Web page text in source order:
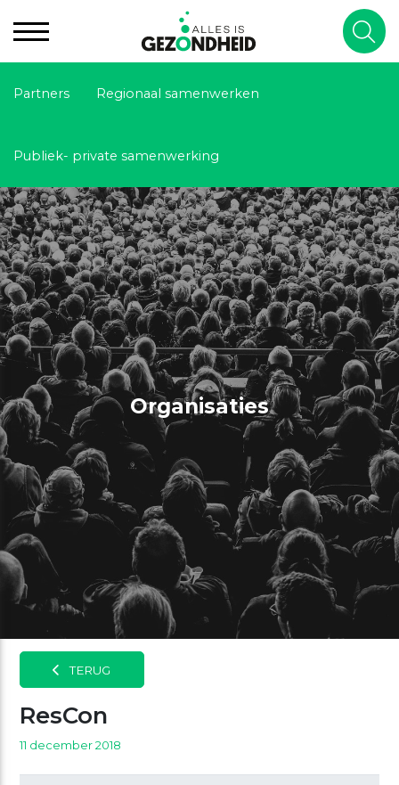
Partners Regionaal samenwerken
Publiek- private samenwerking
Organisaties
TERUG
ResCon
11 december 2018